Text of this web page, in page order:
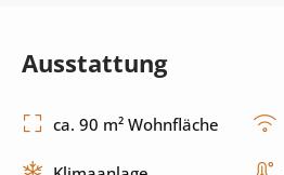
Ausstattung
ca. 90 m² Wohnfläche